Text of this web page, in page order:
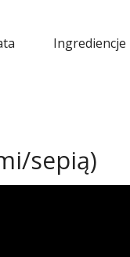
Ingrediencje
sepią)